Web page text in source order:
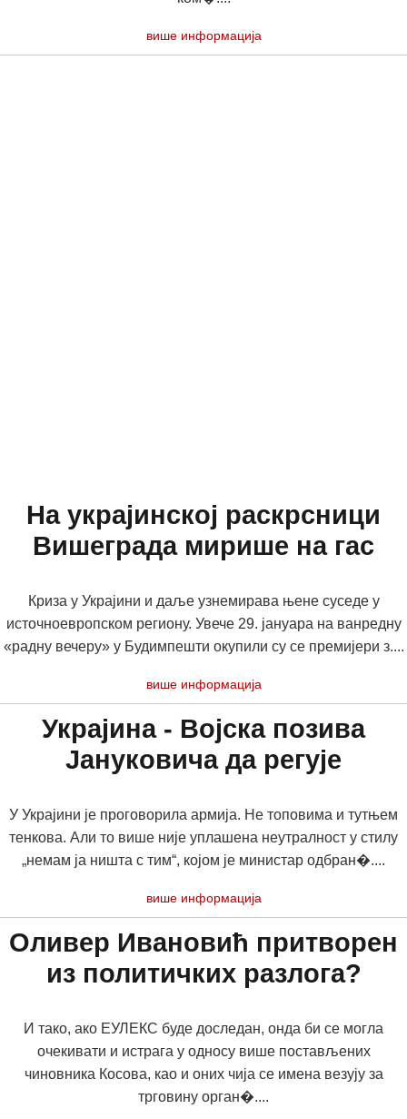
више информација
На украјинској раскрсници
Вишеграда мирише на гас
Криза у Украјини и даље узнемирава њене суседе у
источноевропском региону. Увече 29. јануара на ванредну
«радну вечеру» у Будимпешти окупили су се премијери з....
више информација
Украјина - Војска позива
Јануковича да регује
У Украјини је проговорила армија. Не топовима и тутњем
тенкова. Али то више није уплашена неутралност у стилу
„немам ја ништа с тим“, којом је министар одбран�....
више информација
Оливер Ивановић притворен
из политичких разлога?
И тако, ако ЕУЛЕКС буде доследан, онда би се могла
очекивати и истрага у односу више постављених
чиновника Косова, као и оних чија се имена везују за
трговину орган�....